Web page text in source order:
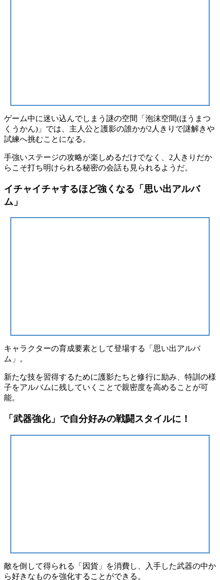
ゲーム中に迷い込んでしまう謎の空間「 泡沫空間(ほうまつ
くうかん) 」では、主人公と護影の誰かが2人きり で謎解きや
試練へ挑むことになる。
手強いステージの攻略が楽しめるだけでなく、2人きりだか
らこそ打ち明けられる秘密の会話も見られるようだ。
イチャイチャするほど強くなる「思い出アルバ
ム」
キャラクターの育成要素として登場する「 思い出アルバ
ム 」。
新たな技を習得するために護影たちと修行に励み、特訓の様
子をアルバムに残していくことで親密度を高めることが可
能。
「武器強化」で自分好みの戦闘スタイルに！
敵を倒して得られる「 因貨 」を消費し、入手した武器の中か
ら好きなものを強化することができる。